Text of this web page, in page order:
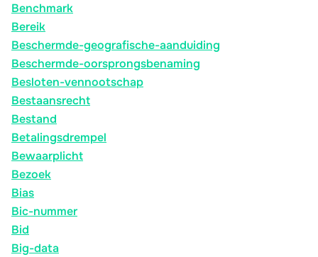
Benchmark
Bereik
Beschermde-geografische-aanduiding
Beschermde-oorsprongsbenaming
Besloten-vennootschap
Bestaansrecht
Bestand
Betalingsdrempel
Bewaarplicht
Bezoek
Bias
Bic-nummer
Bid
Big-data